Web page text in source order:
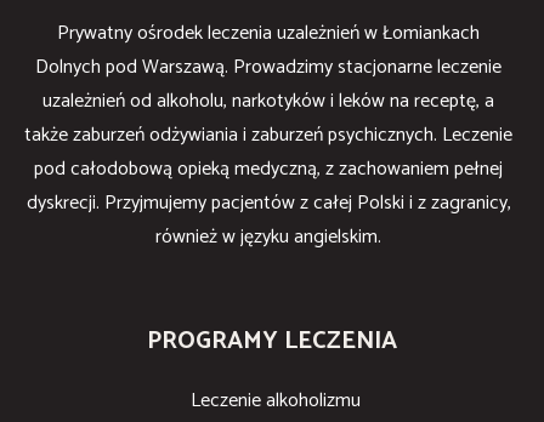
Prywatny ośrodek leczenia uzależnień w Łomiankach
Dolnych pod Warszawą. Prowadzimy stacjonarne leczenie
uzależnień od alkoholu, narkotyków i leków na receptę, a
także zaburzeń odżywiania i zaburzeń psychicznych. Leczenie
pod całodobową opieką medyczną, z zachowaniem pełnej
dyskrecji. Przyjmujemy pacjentów z całej Polski i z zagranicy,
również w języku angielskim.
PROGRAMY LECZENIA
Leczenie alkoholizmu